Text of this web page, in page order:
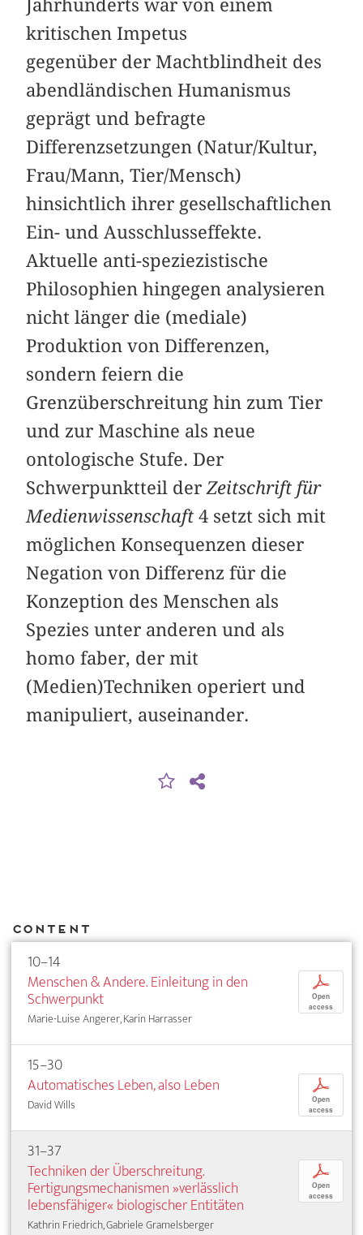
Jahrhunderts war von einem
kritischen Impetus
gegenüber der Machtblindheit des
abendländischen Humanismus
geprägt und befragte
Differenzsetzungen (Natur/Kultur,
Frau/Mann, Tier/Mensch)
hinsichtlich ihrer gesellschaftlichen
Ein- und Ausschlusseffekte.
Aktuelle anti-speziezistische
Philosophien hingegen analysieren
nicht länger die (mediale)
Produktion von Differenzen,
sondern feiern die
Grenzüberschreitung hin zum Tier
und zur Maschine als neue
ontologische Stufe. Der
Schwerpunktteil derZeitschrift für
Medienwissenschaft 4 setzt sich mit
möglichen Konsequenzen dieser
Negation von Differenz für die
Konzeption des Menschen als
Spezies unter anderen und als
homo faber, der mit
(Medien)Techniken operiert und
manipuliert, auseinander.
Content
10–14
Menschen & Andere. Einleitung in den
Schwerpunkt
Marie-Luise Angerer, Karin Harrasser
p
Open
access
15–30
Automatisches Leben, also Leben
David Wills
p
Open
access
31–37
Techniken der Überschreitung.
Fertigungsmechanismen »verlässlich
lebensfähiger« biologischer Entitäten
Kathrin Friedrich, Gabriele Gramelsberger
p
Open
access